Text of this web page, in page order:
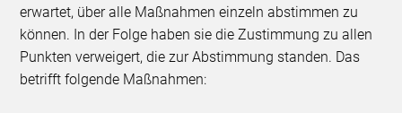
erwartet, über alle Maßnahmen einzeln abstimmen zu
können. In der Folge haben sie die Zustimmung zu allen
Punkten verweigert, die zur Abstimmung standen. Das
betrifft folgende Maßnahmen: